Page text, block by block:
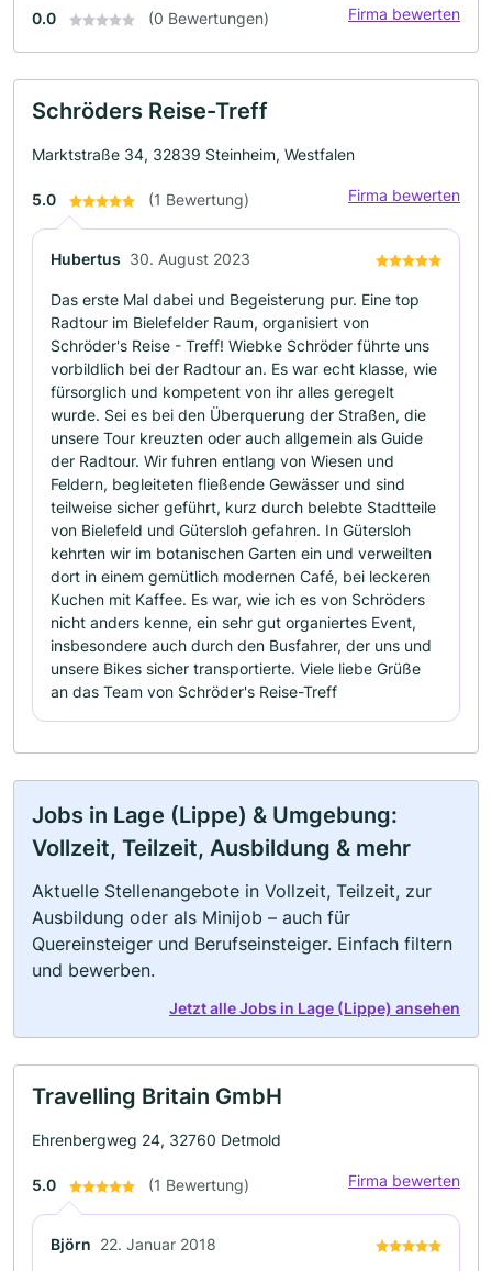
0.0 (0 Bewertungen) Firma bewerten
Schröders Reise-Treff
Marktstraße 34, 32839 Steinheim, Westfalen
5.0 (1 Bewertung) Firma bewerten
Hubertus 30. August 2023
Das erste Mal dabei und Begeisterung pur. Eine top
Radtour im Bielefelder Raum, organisiert von
Schröder's Reise - Treff! Wiebke Schröder führte uns
vorbildlich bei der Radtour an. Es war echt klasse, wie
fürsorglich und kompetent von ihr alles geregelt
wurde. Sei es bei den Überquerung der Straßen, die
unsere Tour kreuzten oder auch allgemein als Guide
der Radtour. Wir fuhren entlang von Wiesen und
Feldern, begleiteten fließende Gewässer und sind
teilweise sicher geführt, kurz durch belebte Stadtteile
von Bielefeld und Gütersloh gefahren. In Gütersloh
kehrten wir im botanischen Garten ein und verweilten
dort in einem gemütlich modernen Café, bei leckeren
Kuchen mit Kaffee. Es war, wie ich es von Schröders
nicht anders kenne, ein sehr gut organiertes Event,
insbesondere auch durch den Busfahrer, der uns und
unsere Bikes sicher transportierte. Viele liebe Grüße
an das Team von Schröder's Reise-Treff
Jobs in Lage (Lippe) & Umgebung:
Vollzeit, Teilzeit, Ausbildung & mehr
Aktuelle Stellenangebote in Vollzeit, Teilzeit, zur
Ausbildung oder als Minijob – auch für
Quereinsteiger und Berufseinsteiger. Einfach filtern
und bewerben.
Jetzt alle Jobs in Lage (Lippe) ansehen
Travelling Britain GmbH
Ehrenbergweg 24, 32760 Detmold
5.0 (1 Bewertung) Firma bewerten
Björn 22. Januar 2018